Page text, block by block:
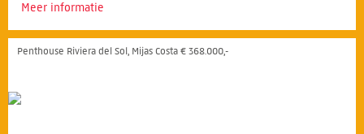
Meer informatie
Penthouse Riviera del Sol, Mijas Costa € 368.000,-